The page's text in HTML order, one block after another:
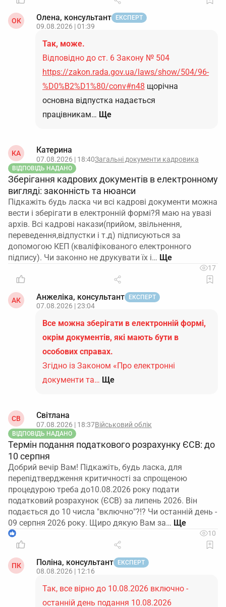
ОК Олена, консультант ЕКСПЕРТ
09.08.2026 | 01:39
Так, може.
Відповідно до ст. 6 Закону № 504
https://zakon.rada.gov.ua/laws/show/504/96-
%D0%B2%D1%80/conv#n48 щорічна
основна відпустка надається
працівникам… Ще
КА Катерина
07.08.2026 | 18:40Загальні документи кадровика
ВІДПОВІДЬ НАДАНО
Зберігання кадрових документів в електронному
вигляді: законність та нюанси
Підкажіть будь ласка чи всі кадрові документи можна
вести і зберігати в електронній формі?Я маю на увазі
архів. Всі кадрові накази(прийом, звільнення,
переведення,відпустки і т.д) підписуються за
допомогою КЕП (кваліфікованого електронного
підпису). Чи законно не друкувати їх і…
17
АК Анжеліка, консультант ЕКСПЕРТ
07.08.2026 | 23:04
Все можна зберігати в електронній формі,
окрім документів, які мають бути в
особових справах.
Згідно із Законом «Про електронні
документи та… Ще
СВ Світлана
07.08.2026 | 18:37Військовий облік
ВІДПОВІДЬ НАДАНО
Термін подання податкового розрахунку ЄСВ: до
10 серпня
Добрий вечір Вам! Підкажіть, будь ласка, для
перепідтвердження критичності за спрощеною
процедурою треба до10.08.2026 року подати
податковий розрахунок (ЄСВ) за липень 2026. Він
подається до 10 числа "включно"?!? Чи останній день -
09 серпня 2026 року. Щиро дякую Вам за…
1 10
ПК Поліна, консультант ЕКСПЕРТ
08.08.2026 | 12:16
Так, все вірно до 10.08.2026 включно -
останній день подання 10.08.2026